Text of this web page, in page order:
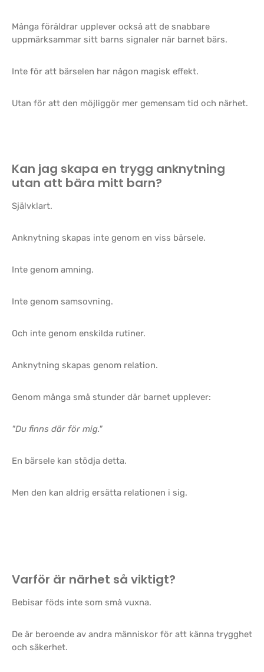
Många föräldrar upplever också att de snabbare
uppmärksammar sitt barns signaler när barnet bärs.
Inte för att bärselen har någon magisk effekt.
Utan för att den möjliggör mer gemensam tid och närhet.
Kan jag skapa en trygg anknytning
utan att bära mitt barn?
Självklart.
Anknytning skapas inte genom en viss bärsele.
Inte genom amning.
Inte genom samsovning.
Och inte genom enskilda rutiner.
Anknytning skapas genom relation.
Genom många små stunder där barnet upplever:
"Du finns där för mig."
En bärsele kan stödja detta.
Men den kan aldrig ersätta relationen i sig.
Varför är närhet så viktigt?
Bebisar föds inte som små vuxna.
De är beroende av andra människor för att känna trygghet
och säkerhet.